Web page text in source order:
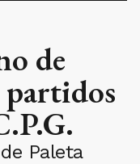
de
partidos
Paleta